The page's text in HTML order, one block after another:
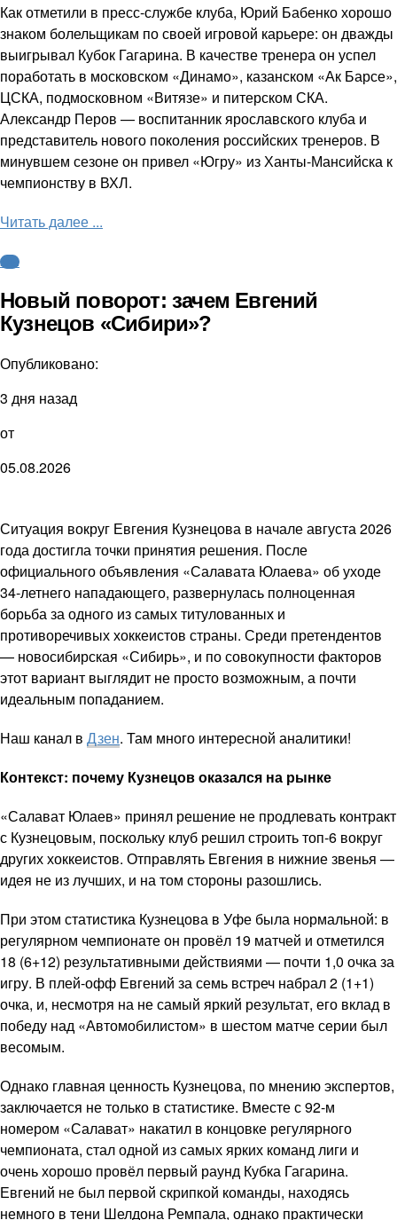
Как отметили в пресс-службе клуба, Юрий Бабенко хорошо
знаком болельщикам по своей игровой карьере: он дважды
выигрывал Кубок Гагарина. В качестве тренера он успел
поработать в московском «Динамо», казанском «Ак Барсе»,
ЦСКА, подмосковном «Витязе» и питерском СКА.
Александр Перов — воспитанник ярославского клуба и
представитель нового поколения российских тренеров. В
минувшем сезоне он привел «Югру» из Ханты-Мансийска к
чемпионству в ВХЛ.
Читать далее ...
КХЛ
Новый поворот: зачем Евгений
Кузнецов «Сибири»?
Опубликовано:
3 дня назад
от
05.08.2026
Ситуация вокруг Евгения Кузнецова в начале августа 2026
года достигла точки принятия решения. После
официального объявления «Салавата Юлаева» об уходе
34-летнего нападающего, развернулась полноценная
борьба за одного из самых титулованных и
противоречивых хоккеистов страны. Среди претендентов
— новосибирская «Сибирь», и по совокупности факторов
этот вариант выглядит не просто возможным, а почти
идеальным попаданием.
Наш канал в Дзен. Там много интересной аналитики!
Контекст: почему Кузнецов оказался на рынке
«Салават Юлаев» принял решение не продлевать контракт
с Кузнецовым, поскольку клуб решил строить топ-6 вокруг
других хоккеистов. Отправлять Евгения в нижние звенья —
идея не из лучших, и на том стороны разошлись.
При этом статистика Кузнецова в Уфе была нормальной: в
регулярном чемпионате он провёл 19 матчей и отметился
18 (6+12) результативными действиями — почти 1,0 очка за
игру. В плей-офф Евгений за семь встреч набрал 2 (1+1)
очка, и, несмотря на не самый яркий результат, его вклад в
победу над «Автомобилистом» в шестом матче серии был
весомым.
Однако главная ценность Кузнецова, по мнению экспертов,
заключается не только в статистике. Вместе с 92-м
номером «Салават» накатил в концовке регулярного
чемпионата, стал одной из самых ярких команд лиги и
очень хорошо провёл первый раунд Кубка Гагарина.
Евгений не был первой скрипкой команды, находясь
немного в тени Шелдона Ремпала, однако практически